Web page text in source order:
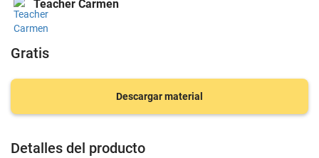
Teacher Carmen
Gratis
Descargar material
Detalles del producto